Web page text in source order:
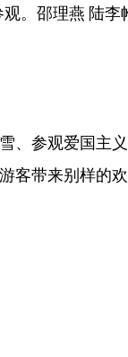
。邵理燕 陆李
、参观爱国主义
客带来别样的欢